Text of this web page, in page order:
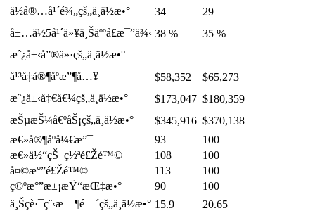
ä½å®…å¹´é¾„çš„ä¸­ä½æ•° 34
29
å±…ä½5å¹´ä»¥ä¸Šäººå£æ¯”ä¾‹ 38 %
35 %
æˆ¿å±‹å”®ä»·çš„ä¸­ä½æ•°
å¹³å‡å®¶åº­æ”¶å…¥
$58,352
$65,273
æˆ¿å±‹å‡€å€¼çš„ä¸­ä½æ•°
$173,047 $180,359
æŠµæŠ¼å€ºåŠ¡çš„ä¸­ä½æ•°
$345,916 $370,138
æ€»å®¶åº­å¼€æ”¯
93
100
æ€»ä½“çŠ¯ç½ªé£Žé™©
108
100
å¤©æ°”é£Žé™©
113
100
ç©ºæ°”æ±¡æŸ“æŒ‡æ•°
90
100
ä¸Šç­è·¯ç¨‹æ—¶é—´çš„ä¸­ä½æ•° 15.9 20.65